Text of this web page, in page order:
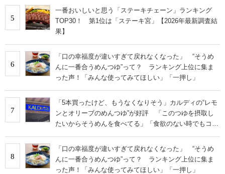
5
一番おいしいと思う「ステーキチェーン」ランキング
TOP30！ 第1位は「ステーキ宮」【2026年最新調査結
果】
6
「口の幸福度が違いすぎて戻れなくなった」 “そうめ
んに一番合うめんつゆ”って？ ランキング上位に集ま
った声！「みんな使ってみてほしい」「一押し」
7
「5本買ったけど、もうなくなりそう」カルディの“レモ
ンとオリーブのめんつゆ”が好評 「このつゆを摂取し
たいからそうめんを食べてる」「食欲のない時でもコレ
8
「口の幸福度が違いすぎて戻れなくなった」 “そうめ
んに一番合うめんつゆ”って？ ランキング上位に集ま
った声！「みんな使ってみてほしい」「一押し」